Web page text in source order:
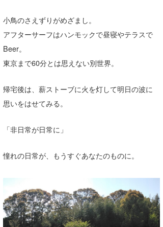
小鳥のさえずりがめざまし。
アフターサーフはハンモックで昼寝やテラスで
Beer。
東京まで60分とは思えない別世界。
帰宅後は、薪ストーブに火を灯して明日の波に
思いをはせてみる。
「非日常が日常に」
憧れの日常が、もうすぐあなたのものに。
OYZ
VAGY
たっちー
まっきー
三輪予報士